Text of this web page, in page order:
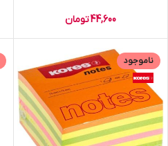
44,600تومان
ناموجود